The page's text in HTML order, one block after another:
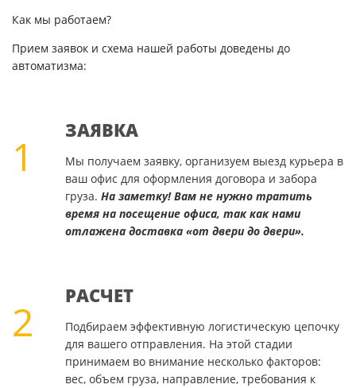
Как мы работаем?
Прием заявок и схема нашей работы доведены до
автоматизма:
1
ЗАЯВКА
Мы получаем заявку, организуем выезд курьера в
ваш офис для оформления договора и забора
груза. На заметку! Вам не нужно тратить
время на посещение офиса, так как нами
отлажена доставка «от двери до двери».
2
РАСЧЕТ
Подбираем эффективную логистическую цепочку
для вашего отправления. На этой стадии
принимаем во внимание несколько факторов:
вес, объем груза, направление, требования к